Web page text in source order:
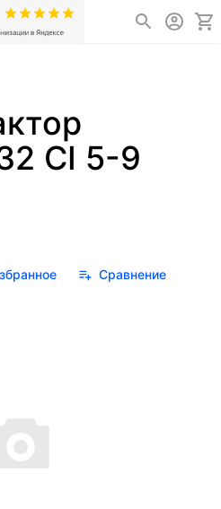
CI 5-9
Сравнение